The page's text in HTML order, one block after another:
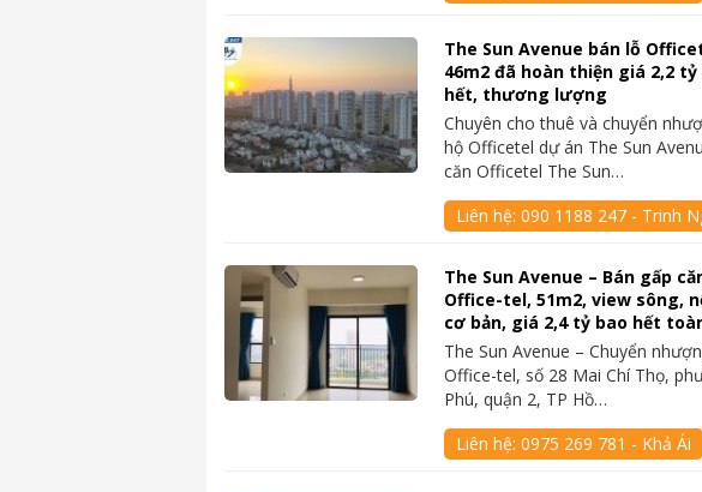
The Sun Avenue bán lỗ
46m2 đã hoàn thiện giá 2,2 tỷ
hết, thương lượng
Chuyên cho thuê và chuyển
hộ Officetel dự án The Sun
căn Officetel The Sun…
Liên hệ:090 1188 247 - Trinh
The Sun Avenue – Bán gấp
Office-tel, 51m2, view sông,
cơ bản, giá 2,4 tỷ bao hết
The Sun Avenue – Chuyển
Office-tel, số 28 Mai Chí Thọ,
Phú, quận 2, TP Hồ…
Liên hệ:0975 269 781 - Khả Ái